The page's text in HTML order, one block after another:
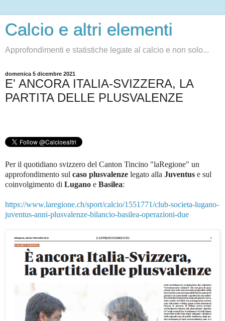
Calcio e altri elementi
Approfondimenti e statistiche legate al calcio e non solo...
domenica 5 dicembre 2021
E' ANCORA ITALIA-SVIZZERA, LA
PARTITA DELLE PLUSVALENZE
Per il quotidiano svizzero del Canton Tincino "laRegione" un
approfondimento sul caso plusvalenze legato alla Juventus e sul
coinvolgimento di Lugano e Basilea:
https://www.laregione.ch/sport/calcio/1551771/club-societa-lugano-
juventus-anni-plusvalenze-bilancio-basilea-operazioni-due